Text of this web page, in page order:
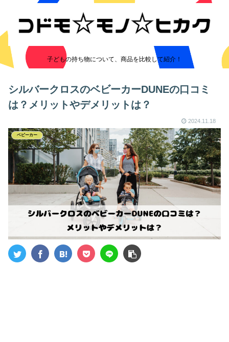
子どもの持ち物について、商品を比較して紹介！
シルバークロスのベビーカーDUNEの口コミ
は？メリットやデメリットは？
2024.11.18
ベビーカー